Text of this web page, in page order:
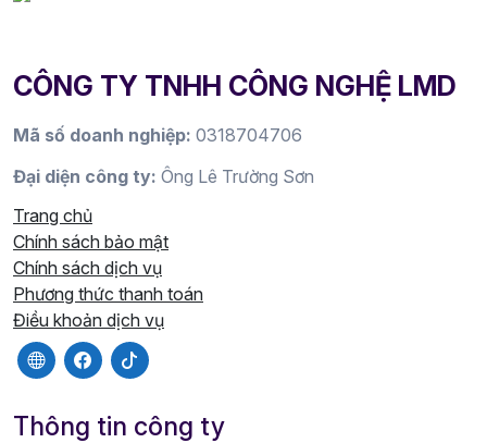
CÔNG TY TNHH CÔNG NGHỆ LMD
Mã số doanh nghiệp: 0318704706
Đại diện công ty: Ông Lê Trường Sơn
Trang chủ
Chính sách bảo mật
Chính sách dịch vụ
Phương thức thanh toán
Điều khoản dịch vụ
Thông tin công ty